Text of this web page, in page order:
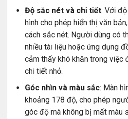
Độ sắc nét và chi tiết: Với
hình cho phép hiển thị văn
cách sắc nét. Người dùng có
nhiều tài liệu hoặc ứng dụng
cảm thấy khó khăn trong việc
chi tiết nhỏ.
Góc nhìn và màu sắc: Màn
khoảng 178 độ, cho phép
góc độ mà không bị mất màu